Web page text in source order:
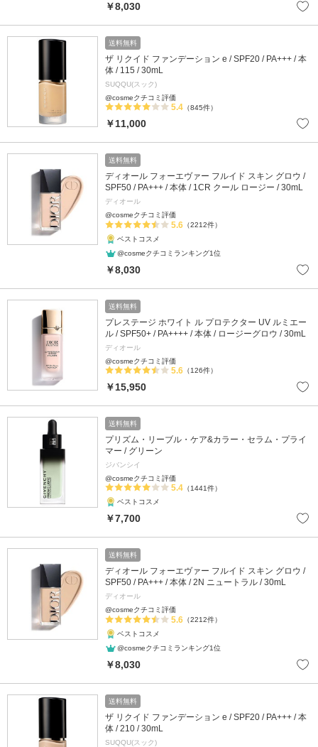
￥8,030
送料無料
ザ リクイド ファンデーション e / SPF20 / PA+++ / 本
体 / 115 / 30mL
SUQQU(スック)
@cosmeクチコミ評価
5.4 （845件）
￥11,000
送料無料
ディオール フォーエヴァー フルイド スキン グロウ /
SPF50 / PA+++ / 本体 / 1CR クール ロージー / 30mL
ディオール
@cosmeクチコミ評価
5.6 （2212件）
ベストコスメ
@cosmeクチコミランキング1位
￥8,030
送料無料
プレステージ ホワイト ル プロテクター UV ルミエー
ル / SPF50+ / PA++++ / 本体 / ロージーグロウ / 30mL
ディオール
@cosmeクチコミ評価
5.6 （126件）
￥15,950
送料無料
プリズム・リーブル・ケア&カラー・セラム・プライ
マー / グリーン
ジバンシイ
@cosmeクチコミ評価
5.4 （1441件）
ベストコスメ
￥7,700
送料無料
ディオール フォーエヴァー フルイド スキン グロウ /
SPF50 / PA+++ / 本体 / 2N ニュートラル / 30mL
ディオール
@cosmeクチコミ評価
5.6 （2212件）
ベストコスメ
@cosmeクチコミランキング1位
￥8,030
送料無料
ザ リクイド ファンデーション e / SPF20 / PA+++ / 本
体 / 210 / 30mL
SUQQU(スック)